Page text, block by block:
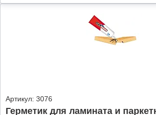
Артикул: 3076
Герметик для ламината и